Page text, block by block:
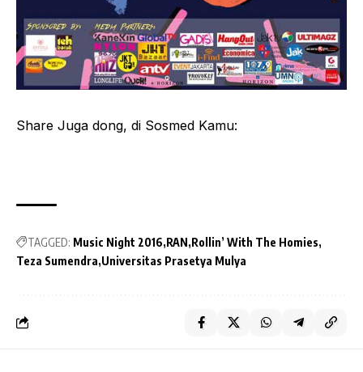
Share Juga dong, di Sosmed Kamu:
TAGGED: Music Night 2016 RAN Rollin’ With The Homies
Teza Sumendra Universitas Prasetya Mulya